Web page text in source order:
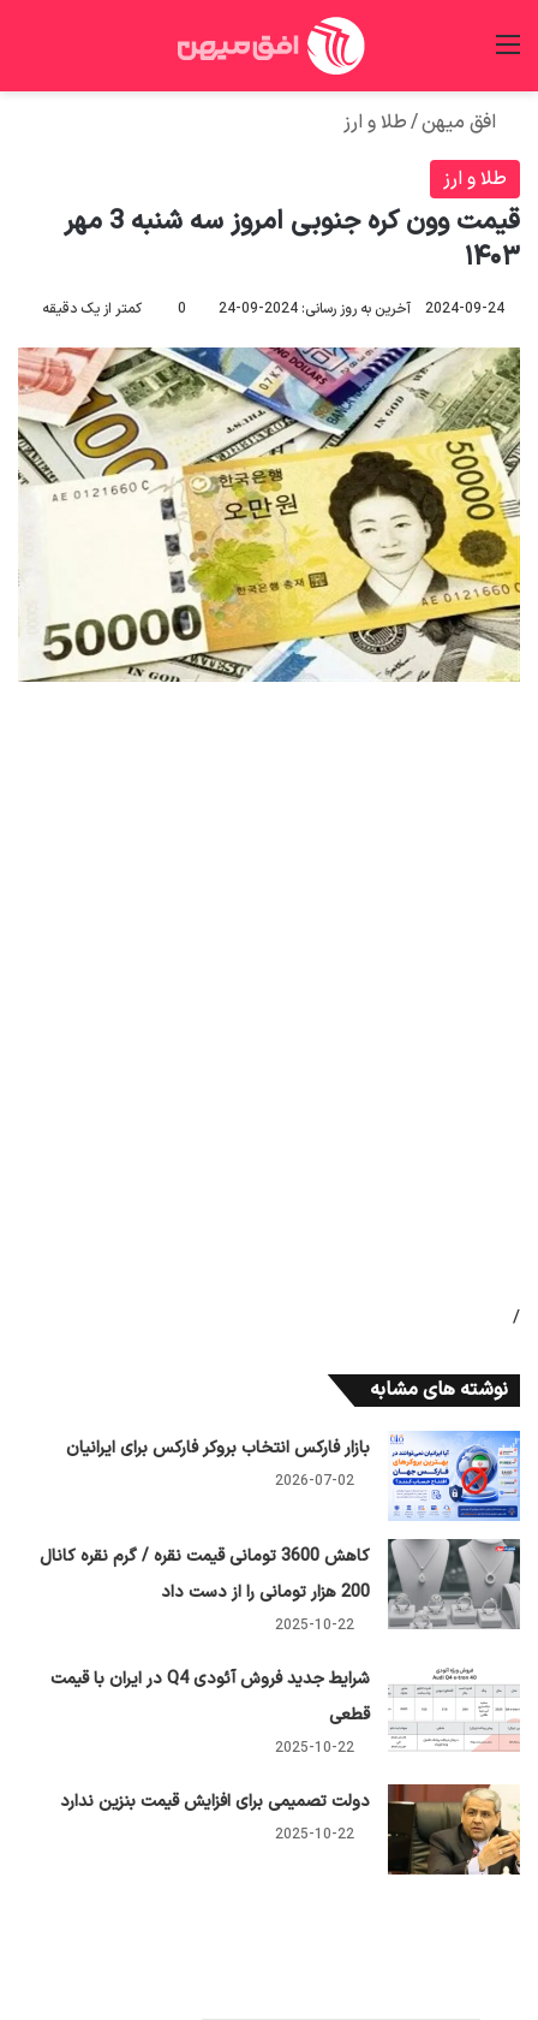
افق میهن/طلا و ارز
طلا و ارز
قیمت وون کره جنوبی امروز سه شنبه 3 مهر
۱۴۰۳
2024-09-24 آخرین به روز رسانی: 2024-09-24 0 کمتر از یک دقیقه
/
نوشته های مشابه
بازار فارکس انتخاب بروکر فارکس برای ایرانیان
2026-07-02
کاهش 3600 تومانی قیمت نقره / گرم نقره کانال
200 هزار تومانی را از دست داد
2025-10-22
شرایط جدید فروش آئودی Q4 در ایران با قیمت
قطعی
2025-10-22
دولت تصمیمی برای افزایش قیمت بنزین ندارد
2025-10-22